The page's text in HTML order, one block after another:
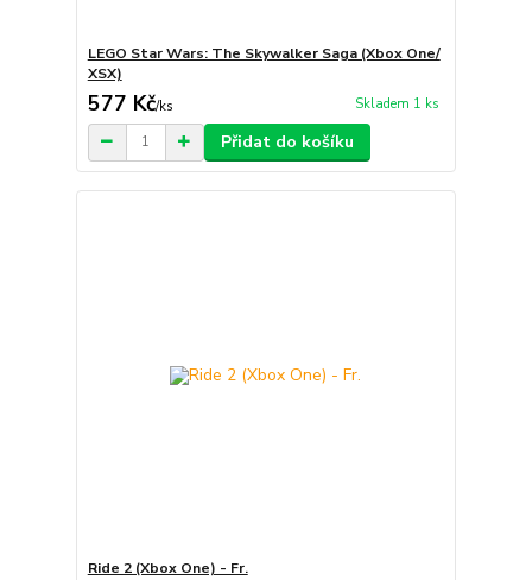
LEGO Star Wars: The Skywalker Saga (Xbox One/
XSX)
577 Kč/ks Skladem 1 ks
Přidat do košíku
Ride 2 (Xbox One) - Fr.